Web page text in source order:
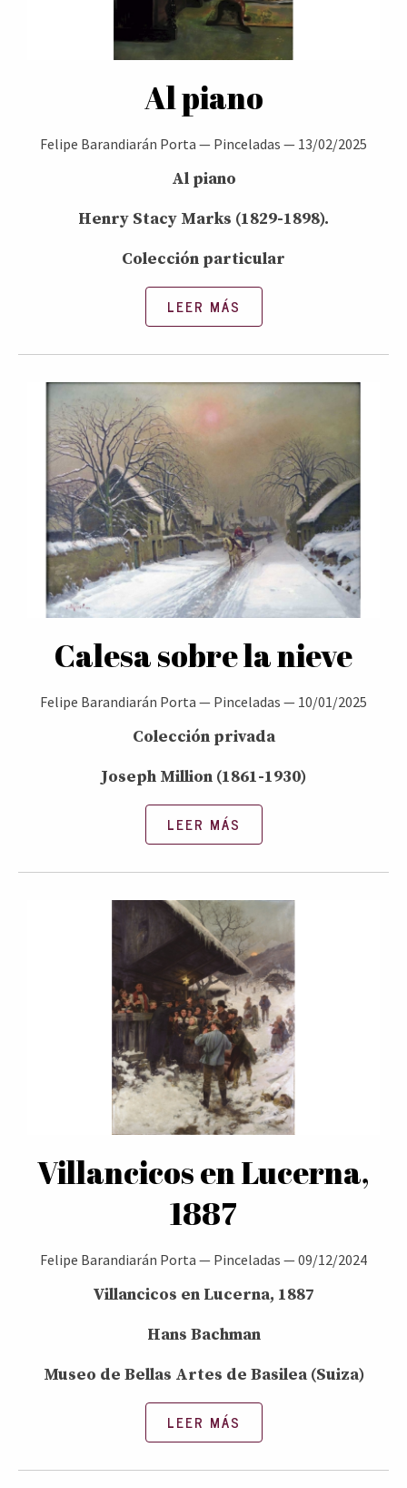
Al piano
Felipe Barandiarán Porta — Pinceladas — 13/02/2025
Al piano
Henry Stacy Marks (1829-1898).
Colección particular
LEER MÁS
Calesa sobre la nieve
Felipe Barandiarán Porta — Pinceladas — 10/01/2025
Colección privada
Joseph Million (1861-1930)
LEER MÁS
Villancicos en Lucerna,
1887
Felipe Barandiarán Porta — Pinceladas —09/12/2024
Villancicos en Lucerna, 1887
Hans Bachman
Museo de Bellas Artes de Basilea (Suiza)
LEER MÁS